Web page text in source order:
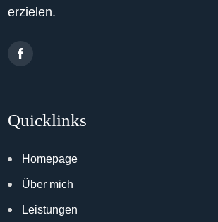
erzielen.
Quicklinks
Homepage
Über mich
Leistungen